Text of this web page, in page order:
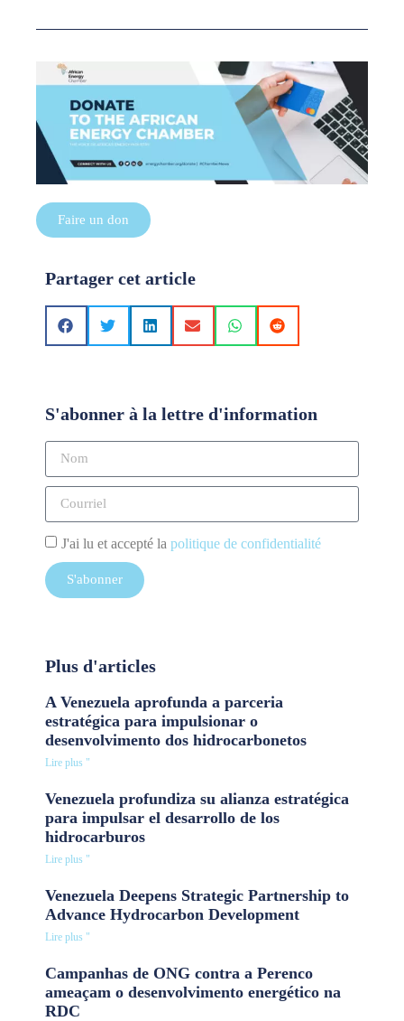
Faire un don
Partager cet article
S'abonner à la lettre d'information
J'ai lu et accepté la politique de confidentialité
S'abonner
Plus d'articles
A Venezuela aprofunda a parceria
estratégica para impulsionar o
desenvolvimento dos hidrocarbonetos
Lire plus "
Venezuela profundiza su alianza estratégica
para impulsar el desarrollo de los
hidrocarburos
Lire plus "
Venezuela Deepens Strategic Partnership to
Advance Hydrocarbon Development
Lire plus "
Campanhas de ONG contra a Perenco
ameaçam o desenvolvimento energético na
RDC